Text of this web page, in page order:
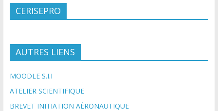
CERISEPRO
AUTRES LIENS
MOODLE S.I.I
ATELIER SCIENTIFIQUE
BREVET INITIATION AÉRONAUTIQUE